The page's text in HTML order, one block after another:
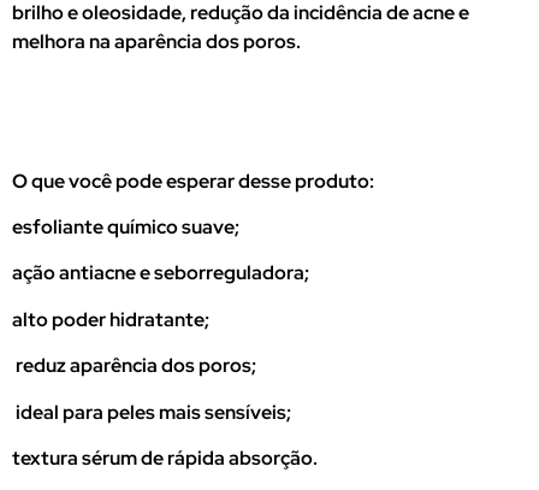
brilho e oleosidade, redução da incidência de acne e
melhora na aparência dos poros.
O que você pode esperar desse produto:
esfoliante químico suave;
ação antiacne e seborreguladora;
alto poder hidratante;
reduz aparência dos poros;
ideal para peles mais sensíveis;
textura sérum de rápida absorção.